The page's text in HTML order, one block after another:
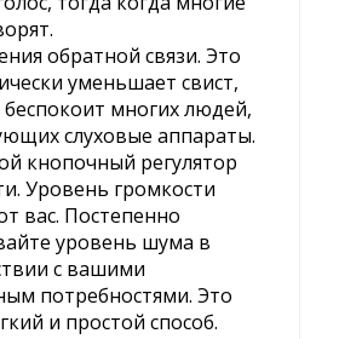
обратной связи. Это
уменьшает свист,
многих людей,
слуховые аппараты.
кнопочный регулятор
Уровень громкости
вас. Постепенно
уровень шума в
с вашими
потребностями. Это
и простой способ.